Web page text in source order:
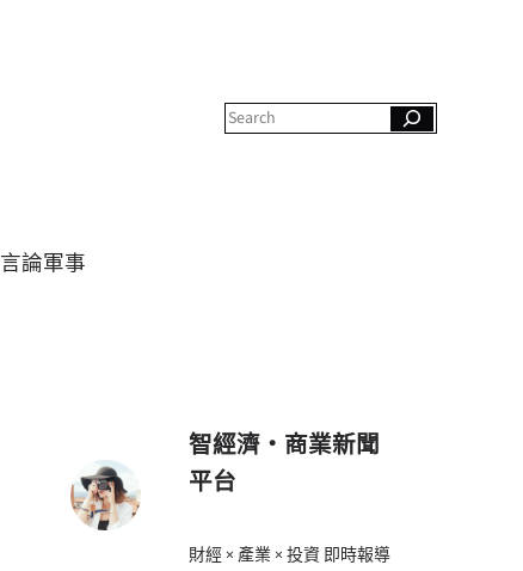
c
言論軍事
智經濟・商業新聞
平台
財經 × 產業 × 投資 即時報導